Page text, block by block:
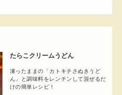
たらこクリームうどん
凍ったままの「カトキチさぬきうど
ん」と調味料をレンチンして混ぜるだ
けの簡単レシピ！